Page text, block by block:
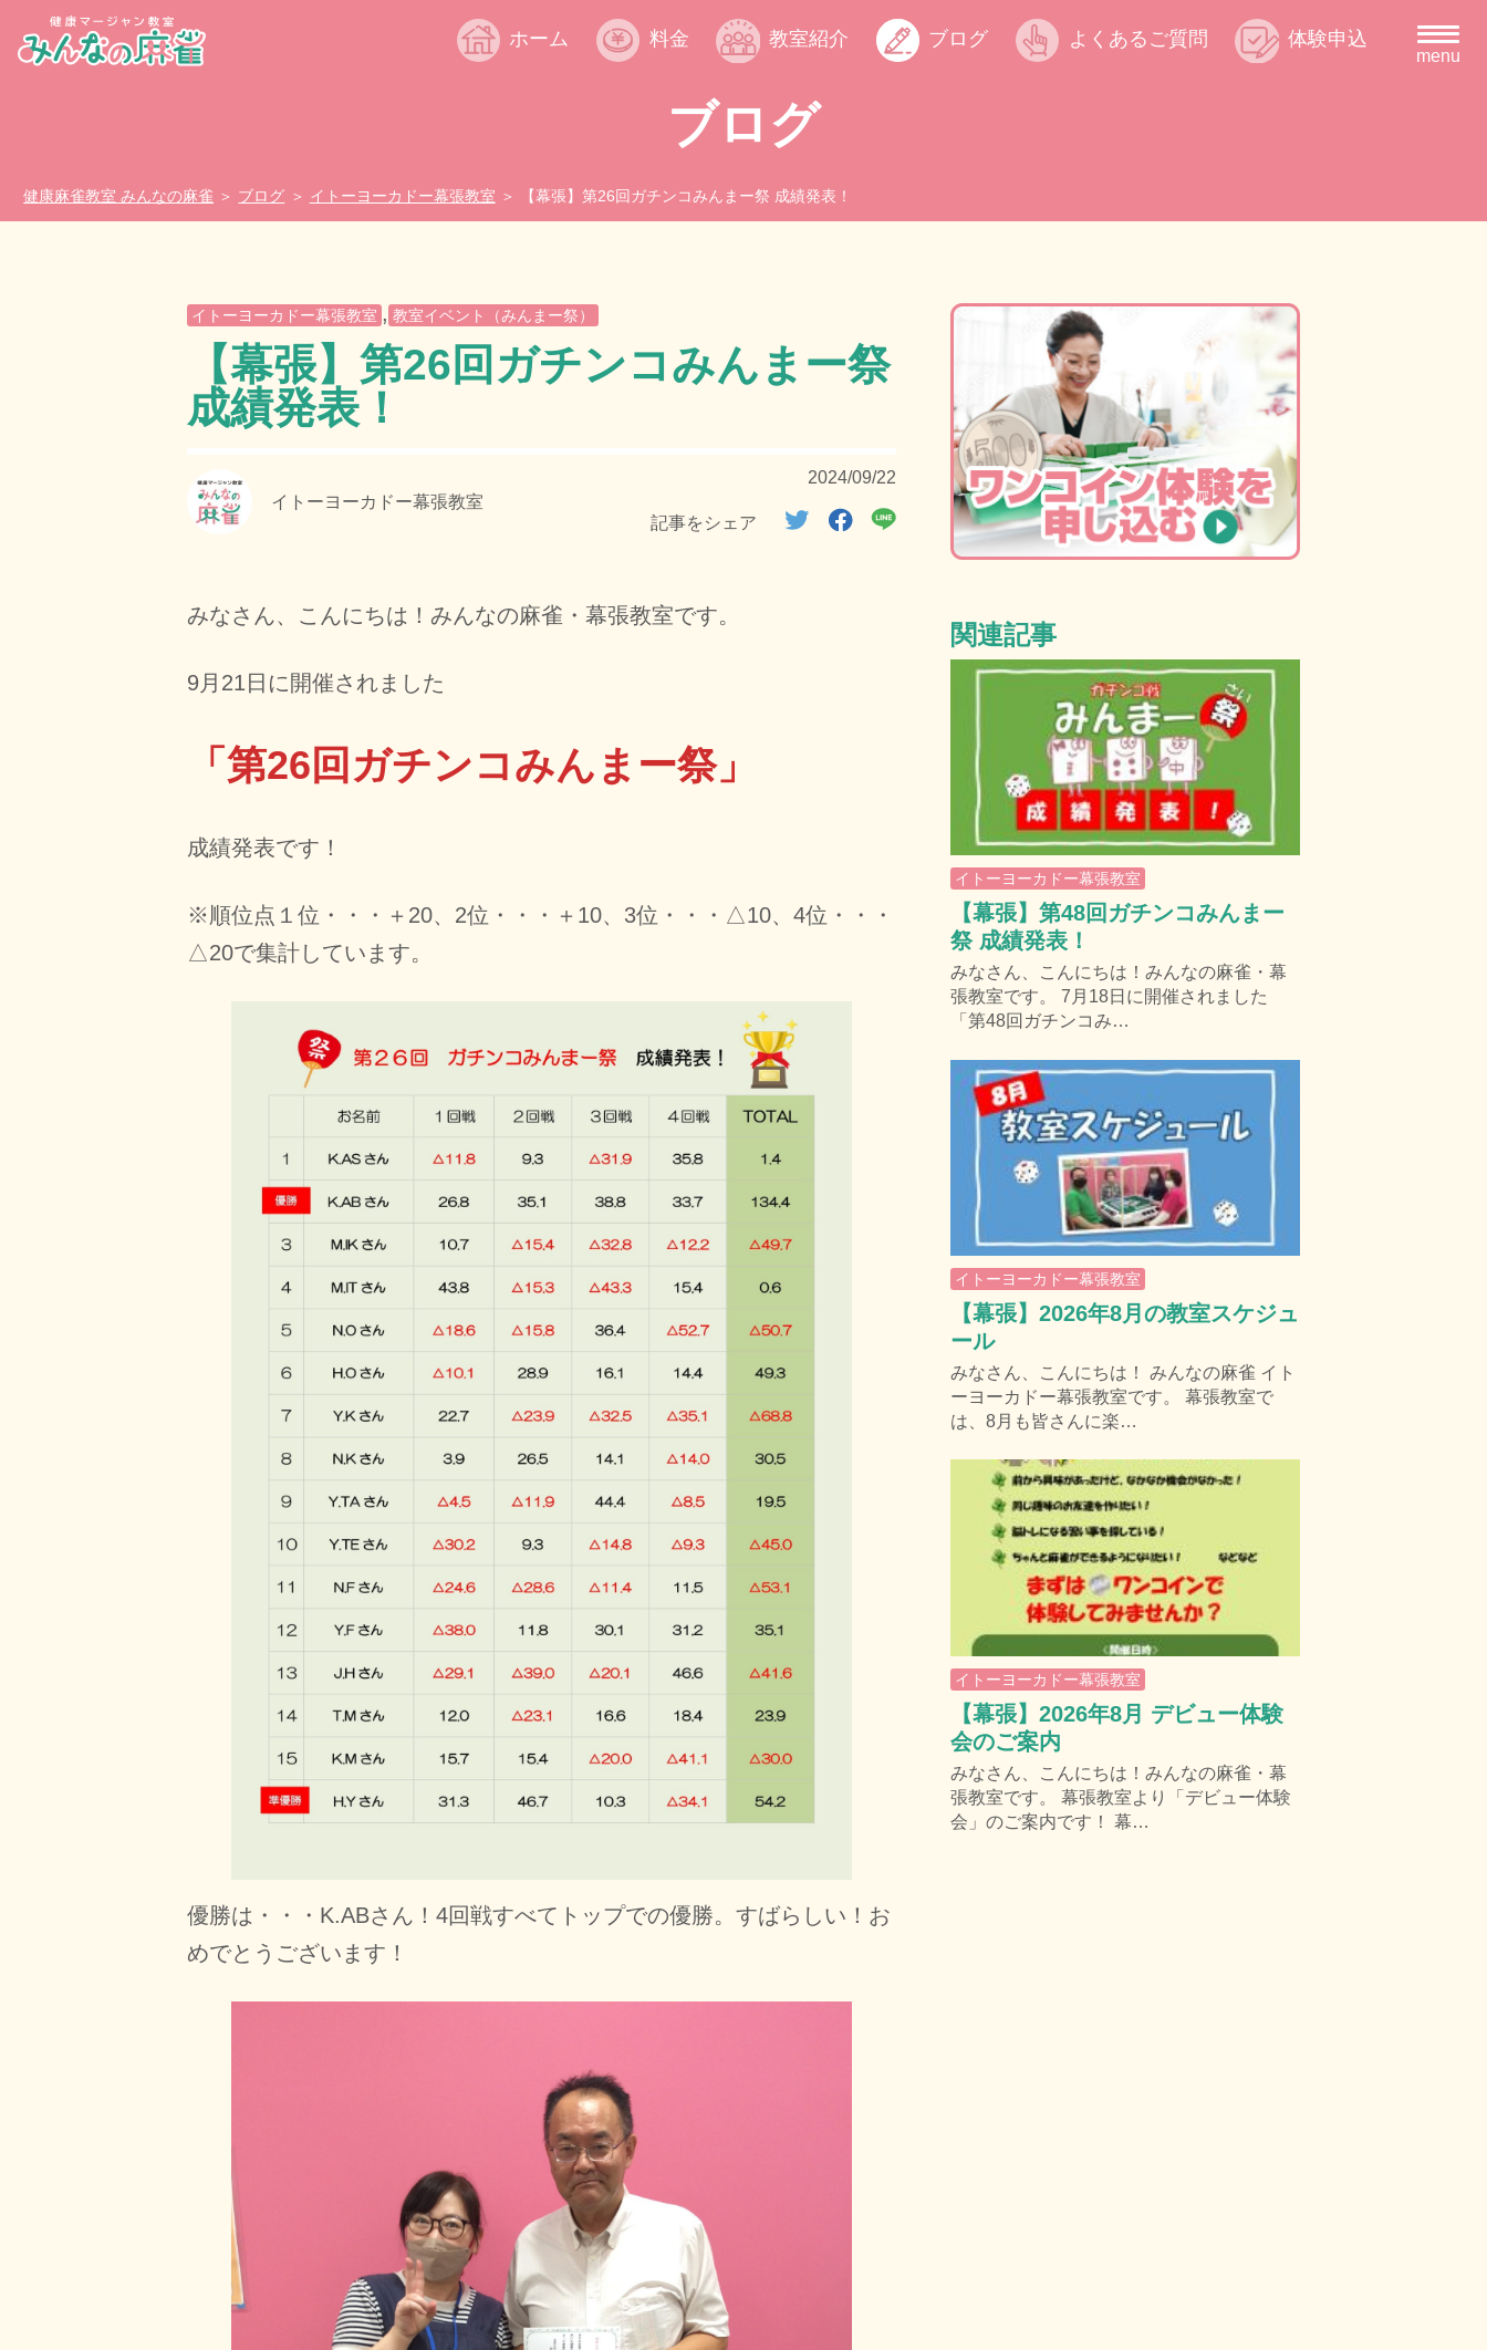
ホーム 料金 教室紹介 ブログ よくあるご質問 体験申込
menu
ブログ
健康麻雀教室 みんなの麻雀 ブログ イトーヨーカドー幕張教室 【幕張】第26回ガチンコみんまー祭 成績発表！
イトーヨーカドー幕張教室 , 教室イベント（みんまー祭）
【幕張】第26回ガチンコみんまー祭
成績発表！
2024/09/22
イトーヨーカドー幕張教室
記事をシェア
みなさん、こんにちは！みんなの麻雀・幕張教室です。
9月21日に開催されました
「第26回ガチンコみんまー祭」
成績発表です！
※順位点１位・・・＋20、2位・・・＋10、3位・・・△10、4位・・・
△20で集計しています。
優勝は・・・K.ABさん！4回戦すべてトップでの優勝。すばらしい！お
めでとうございます！
関連記事
イトーヨーカドー幕張教室
【幕張】第48回ガチンコみんまー
祭 成績発表！
みなさん、こんにちは！みんなの麻雀・幕
張教室です。 7月18日に開催されました
「第48回ガチンコみ…
イトーヨーカドー幕張教室
【幕張】2026年8月の教室スケジュ
ール
みなさん、こんにちは！ みんなの麻雀 イト
ーヨーカドー幕張教室です。 幕張教室で
は、8月も皆さんに楽…
イトーヨーカドー幕張教室
【幕張】2026年8月 デビュー体験
会のご案内
みなさん、こんにちは！みんなの麻雀・幕
張教室です。 幕張教室より「デビュー体験
会」のご案内です！ 幕…